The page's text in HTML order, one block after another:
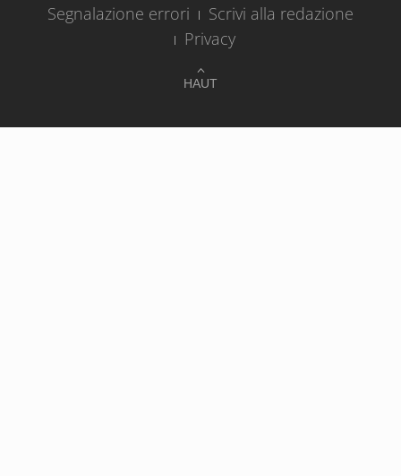
HAUT
Segnalazione errori
Scrivi alla redazione
Privacy